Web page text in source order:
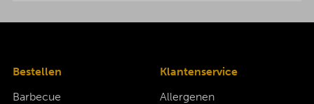
Bestellen
Barbecue
Klantenservice
Allergenen